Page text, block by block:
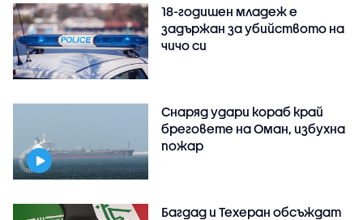
18-годишен младеж е
задържан за убийството на
чичо си
Снаряд удари кораб край
бреговете на Оман, избухна
пожар
Багдад и Техеран обсъждат